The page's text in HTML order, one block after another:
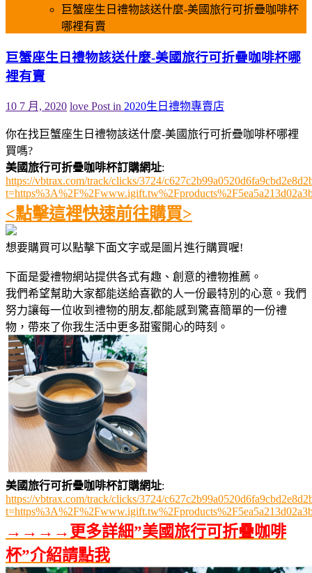
巨蟹座生日禮物該送什麼-美國旅行可折疊咖啡杯
哪裡有賣
巨蟹座生日禮物該送什麼-美國旅行可折疊咖啡杯哪
裡有賣
10 7 月, 2020 love Post in 2020生日禮物專賣店
你在找巨蟹座生日禮物該送什麼-美國旅行可折疊咖啡杯哪裡
買嗎?
美國旅行可折疊咖啡杯訂購網址:
https://vbtrax.com/track/clicks/3724/
<點擊這裡快速前往購買>
想要購買可以點擊下面文字或是圖片進行購買喔!
下面是愛禮物網站提供各式有趣、創意的禮物推薦。
我們希望幫助大家都能送給喜歡的人一份最特別的心意。我們
努力讓每一位收到禮物的朋友,都能感到驚喜簡單的一份禮
物，帶來了你我生活中更多甜蜜開心的時刻。
美國旅行可折疊咖啡杯訂購網址:
https://vbtrax.com/track/clicks/3724/
→→→→更多詳細”美國旅行可折疊咖啡
杯”介紹請點我